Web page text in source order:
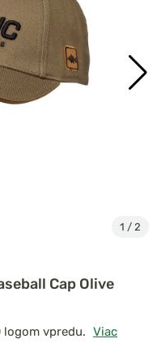
1 / 2
Cap Olive
vpredu. Viac